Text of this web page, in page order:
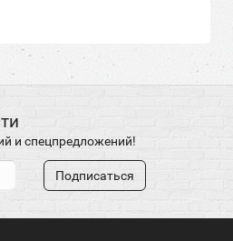
и спецпредложений!
Подписаться